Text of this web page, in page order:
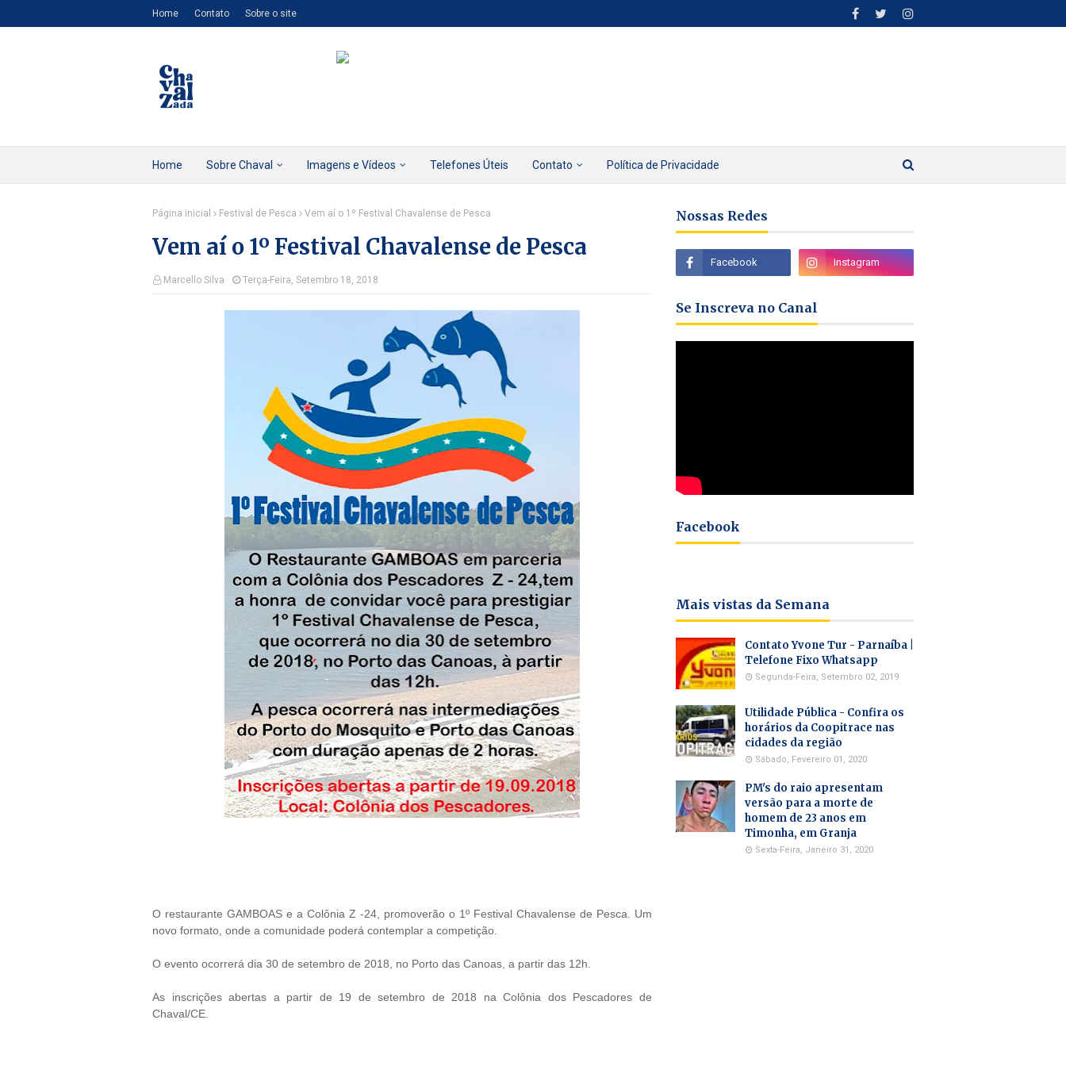
Home Contato Sobre o site
Home Sobre Chaval Imagens e Vídeos Telefones Úteis Contato Política de Privacidade
Página inicial Festival de Pesca Vem aí o 1º Festival Chavalense de Pesca
Vem aí o 1º Festival Chavalense de Pesca
Marcello Silva Terça-Feira, Setembro 18, 2018
O restaurante GAMBOAS e a Colônia Z -24, promoverão o 1º Festival Chavalense de Pesca. Um
novo formato, onde a comunidade poderá contemplar a competição.
O evento ocorrerá dia 30 de setembro de 2018, no Porto das Canoas, a partir das 12h.
As inscrições abertas a partir de 19 de setembro de 2018 na Colônia dos Pescadores de
Chaval/CE.
Nossas Redes
Se Inscreva no Canal
Facebook
Mais vistas da Semana
Contato Yvone Tur - Parnaíba |
Telefone Fixo Whatsapp
Segunda-Feira, Setembro 02, 2019
Utilidade Pública - Confira os
horários da Coopitrace nas
cidades da região
Sábado, Fevereiro 01, 2020
PM's do raio apresentam
versão para a morte de
homem de 23 anos em
Timonha, em Granja
Sexta-Feira, Janeiro 31, 2020